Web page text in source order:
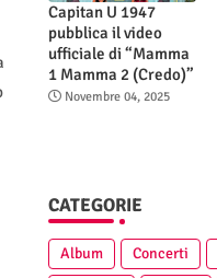
Capitan U 1947
pubblica il video
ufficiale di “Mamma
1 Mamma 2 (Credo)”
Novembre 04, 2025
CATEGORIE
Album Concerti